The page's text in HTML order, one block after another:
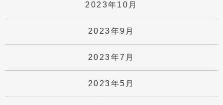
2023年10月
2023年9月
2023年7月
2023年5月